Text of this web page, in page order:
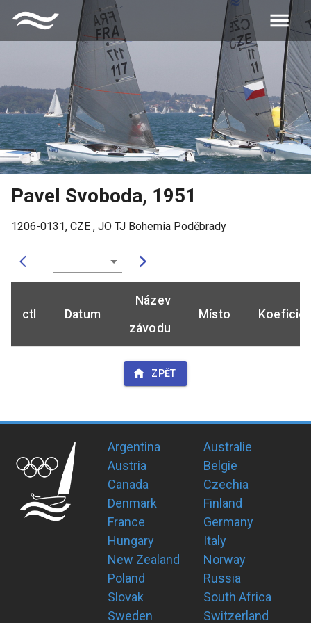
Pavel Svoboda, 1951
1206-0131, CZE , JO TJ Bohemia Poděbrady
ctl Datum
Název
závodu
Místo
ZPĚT
Argentina
Australie
Austria
Belgie
Canada
Czechia
Denmark
Finland
France
Germany
Hungary
Italy
New Zealand
Norway
Poland
Russia
Slovak
South Africa
Sweden
Switzerland